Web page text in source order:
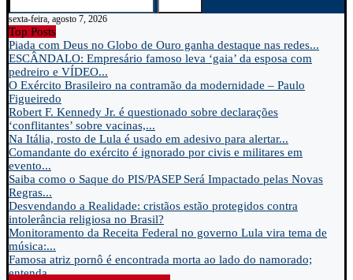
sexta-feira, agosto 7, 2026
Top Posts
Piada com Deus no Globo de Ouro ganha destaque nas redes...
ESCÂNDALO: Empresário famoso leva ‘gaia’ da esposa com
pedreiro e VÍDEO...
O Exército Brasileiro na contramão da modernidade – Paulo
Figueiredo
Robert F. Kennedy Jr. é questionado sobre declarações
‘conflitantes’ sobre vacinas,...
Na Itália, rosto de Lula é usado em adesivo para alertar...
Comandante do exército é ignorado por civis e militares em
evento...
Saiba como o Saque do PIS/PASEP Será Impactado pelas Novas
Regras...
Desvendando a Realidade: cristãos estão protegidos contra
intolerância religiosa no Brasil?
Monitoramento da Receita Federal no governo Lula vira tema de
música:...
Famosa atriz pornô é encontrada morta ao lado do namorado;
entenda...